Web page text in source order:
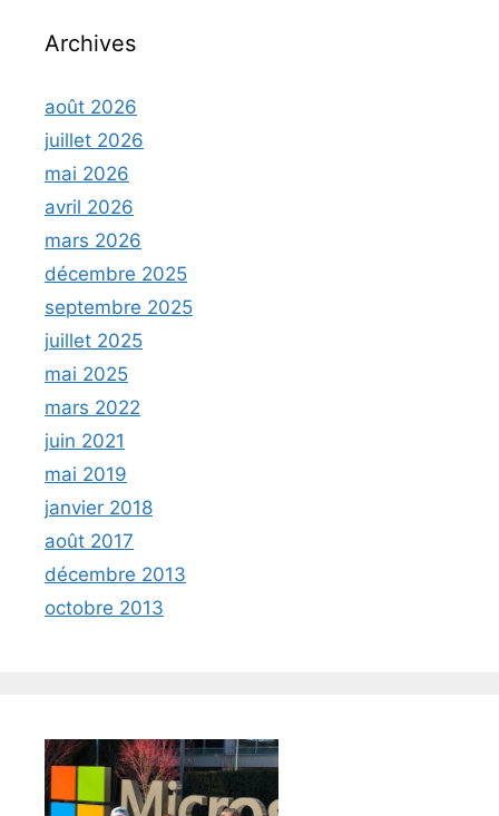
Archives
août 2026
juillet 2026
mai 2026
avril 2026
mars 2026
décembre 2025
septembre 2025
juillet 2025
mai 2025
mars 2022
juin 2021
mai 2019
janvier 2018
août 2017
décembre 2013
octobre 2013